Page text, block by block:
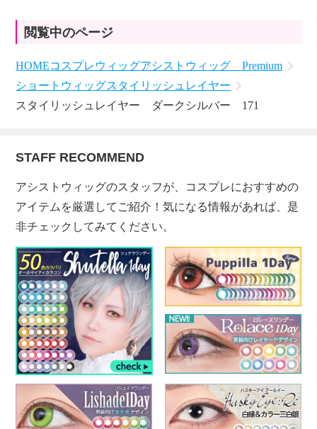
閲覧中のページ
HOMEコスプレウィッグアシストウィッグ Premium
ショートウィッグスタイリッシュレイヤー
スタイリッシュレイヤー ダークシルバー 171
STAFF RECOMMEND
アシストウィッグのスタッフが、コスプレにおすすめの
アイテムを厳選してご紹介！気になる情報があれば、是
非チェックしてみてください。